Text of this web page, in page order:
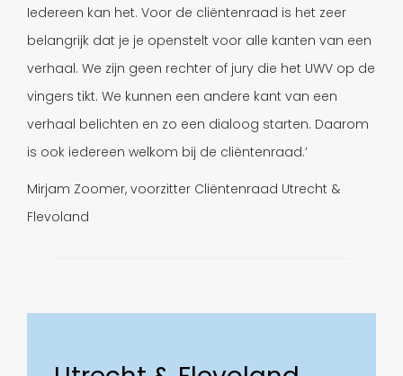
Iedereen kan het. Voor de cliëntenraad is het zeer
belangrijk dat je je openstelt voor alle kanten van een
verhaal. We zijn geen rechter of jury die het UWV op de
vingers tikt. We kunnen een andere kant van een
verhaal belichten en zo een dialoog starten. Daarom
is ook iedereen welkom bij de cliëntenraad.’
Mirjam Zoomer, voorzitter Cliëntenraad Utrecht &
Flevoland